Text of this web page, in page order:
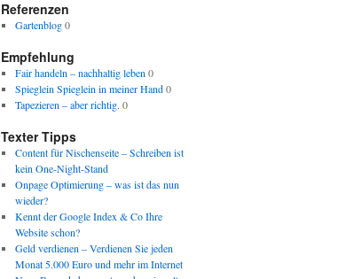
Referenzen
Gartenblog0
Empfehlung
Fair handeln – nachhaltig leben 0
Spieglein Spieglein in meiner Hand0
Tapezieren – aber richtig. 0
Texter Tipps
Content für Nischenseite – Schreiben ist
kein One-Night-Stand
Onpage Optimierung – was ist das nun
wieder?
Kennt der Google Index & Co Ihre
Website schon?
Geld verdienen – Verdienen Sie jeden
Monat 5.000 Euro und mehr im Internet